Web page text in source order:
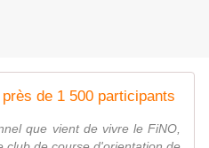
de 1 500 participants
que vient de vivre le FiNO,